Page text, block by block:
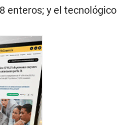
enteros; y el tecnológico